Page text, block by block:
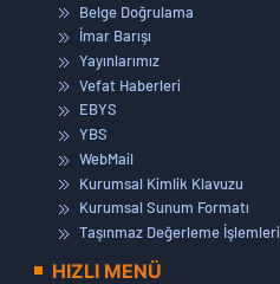
Belge Doğrulama
İmar Barışı
Yayınlarımız
Vefat Haberleri
EBYS
YBS
WebMail
Kurumsal Kimlik Klavuzu
Kurumsal Sunum Formatı
Taşınmaz Değerleme İşlemleri
HIZLI MENÜ